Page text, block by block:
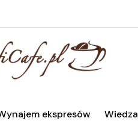
ekspresów Wiedza